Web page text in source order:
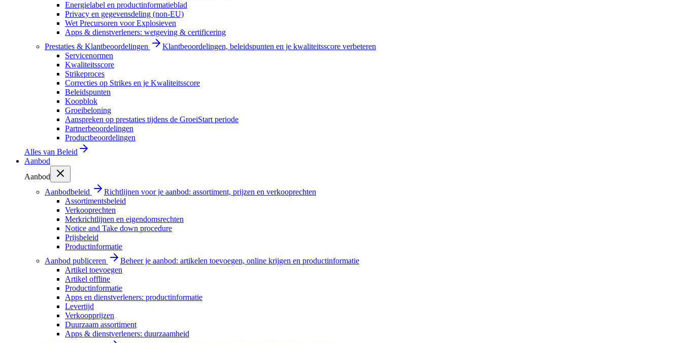
Energielabel en productinformatieblad
Privacy en gegevensdeling (non-EU)
Wet Precursoren voor Explosieven
Apps & dienstverleners: wetgeving & certificering
Prestaties & Klantbeoordelingen
Klantbeoordelingen, beleidspunten en je kwaliteitsscore verbeteren
Servicenormen
Kwaliteitsscore
Strikeproces
Correcties op Strikes en je Kwaliteitsscore
Beleidspunten
Koopblok
Groeibeloning
Aanspreken op prestaties tijdens de GroeiStart periode
Partnerbeoordelingen
Productbeoordelingen
Alles van Beleid
Aanbod
Aanbod
Aanbodbeleid
Richtlijnen voor je aanbod: assortiment, prijzen en verkooprechten
Assortimentsbeleid
Verkooprechten
Merkrichtlijnen en eigendomsrechten
Notice and Take down procedure
Prijsbeleid
Productinformatie
Aanbod publiceren
Beheer je aanbod: artikelen toevoegen, online krijgen en productinformatie
Artikel toevoegen
Artikel offline
Productinformatie
Apps en dienstverleners: productinformatie
Levertijd
Verkoopprijzen
Duurzaam assortiment
Apps & dienstverleners: duurzaamheid